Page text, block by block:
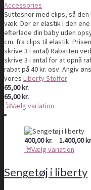
Accessories
Suttesnor med clips, så
væk. Der er elastik i den
efterlade din baby uden
cm. fra clips til elastik.
skrive 3 i antal) Rabatten
skrive 3 i antal for at opnå
rabat på 40 kr. osv. Angiv
vores Liberty Stoffer
65,00kr.
65,00kr.
Vælg variation
400,00kr.–1.400,00
Vælg variation
Sengetøj i liberty